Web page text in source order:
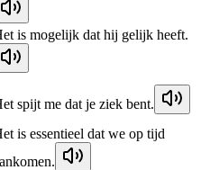
is mogelijk dat hij gelijk heeft.
spijt me dat je ziek bent.
is essentieel dat we op tijd